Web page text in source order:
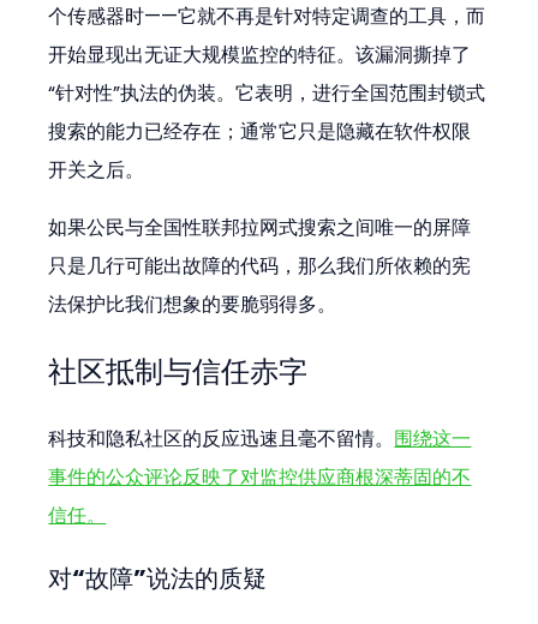
个传感器时——它就不再是针对特定调查的工具，而
开始显现出无证大规模监控的特征。该漏洞撕掉了
“针对性”执法的伪装。它表明，进行全国范围封锁式
搜索的能力已经存在；通常它只是隐藏在软件权限
开关之后。
如果公民与全国性联邦拉网式搜索之间唯一的屏障
只是几行可能出故障的代码，那么我们所依赖的宪
法保护比我们想象的要脆弱得多。
社区抵制与信任赤字
科技和隐私社区的反应迅速且毫不留情。 围绕这一
事件的公众评论反映了对监控供应商根深蒂固的不
信任。
对“故障”说法的质疑